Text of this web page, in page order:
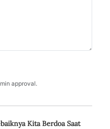
approval.
Kita Berdoa Saat